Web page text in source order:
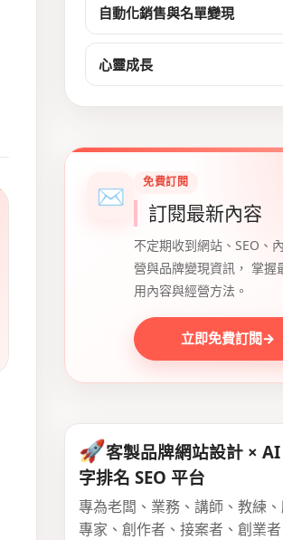
自動化銷售與名單變現
心靈成長
✉ 免費訂閱
訂閱最新內容
不定期收到網站、SEO、
營與品牌變現資訊， 掌握
用內容與經營方法。
立即免費訂閱→
🚀客製品牌網站設計 ×
字排名 SEO 平台
專為老闆、業務、講師、教練、
專家、創作者、接案者、創業